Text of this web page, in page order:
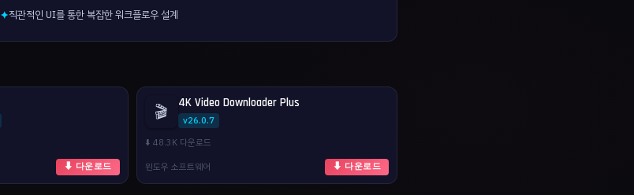
✦직관적인 UI를 통한 복잡한 워크플로우 설계
⬇ 다운로드
🎬 4K Video Downloader Plus
v26.0.7
⬇️ 48.3K 다운로드
윈도우 소프트웨어
⬇ 다운로드